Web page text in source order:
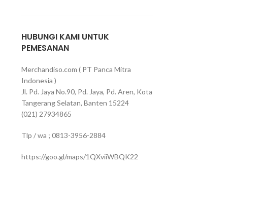
HUBUNGI KAMI UNTUK
PEMESANAN
Merchandiso.com ( PT Panca Mitra
Indonesia )
Jl. Pd. Jaya No.90, Pd. Jaya, Pd. Aren, Kota
Tangerang Selatan, Banten 15224
(021) 27934865
Tlp / wa ; 0813-3956-2884
https://goo.gl/maps/1QXviiWBQK22